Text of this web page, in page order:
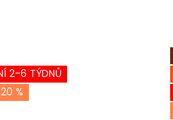
2-6 TÝDNŮ
%